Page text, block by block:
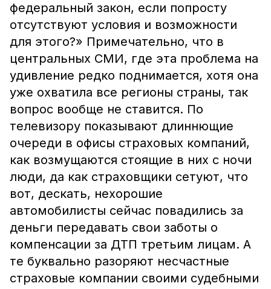
федеральный закон, если попросту
отсутствуют условия и возможности
для этого?» Примечательно, что в
центральных СМИ, где эта проблема на
удивление редко поднимается, хотя она
уже охватила все регионы страны, так
вопрос вообще не ставится. По
телевизору показывают длиннющие
очереди в офисы страховых компаний,
как возмущаются стоящие в них с ночи
люди, да как страховщики сетуют, что
вот, дескать, нехорошие
автомобилисты сейчас повадились за
деньги передавать свои заботы о
компенсации за ДТП третьим лицам. А
те буквально разоряют несчастные
страховые компании своими судебными